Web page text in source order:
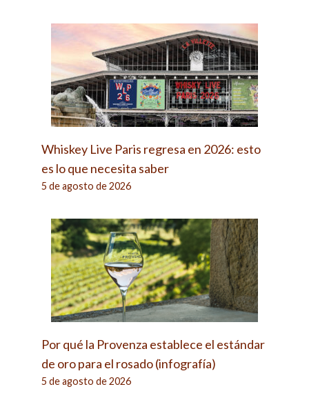
Whiskey Live Paris regresa en 2026: esto
es lo que necesita saber
5 de agosto de 2026
Por qué la Provenza establece el estándar
de oro para el rosado (infografía)
5 de agosto de 2026